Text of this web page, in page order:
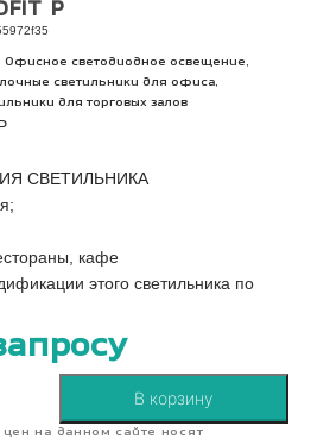
P
Офисное светодиодное освещение
светильники для офиса
для торговых залов
СВЕТИЛЬНИКА
кафе
этого светильника по
В корзину
на данном сайте носят